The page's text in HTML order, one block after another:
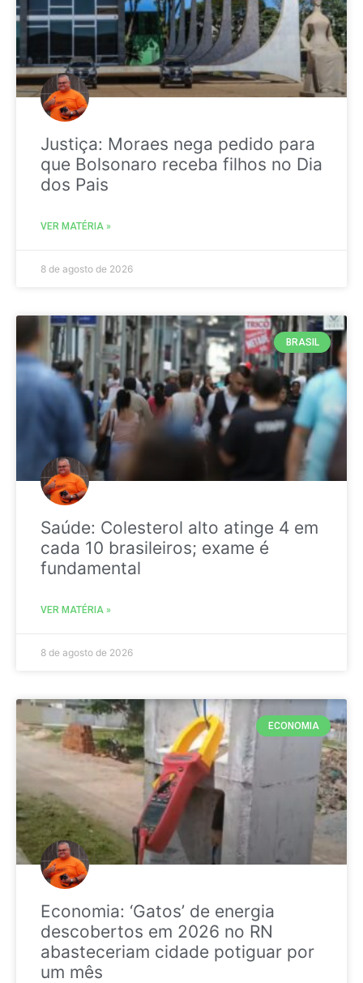
Justiça: Moraes nega pedido para
que Bolsonaro receba filhos no Dia
dos Pais
VER MATÉRIA »
8 de agosto de 2026
BRASIL
Saúde: Colesterol alto atinge 4 em
cada 10 brasileiros; exame é
fundamental
VER MATÉRIA »
8 de agosto de 2026
ECONOMIA
Economia: ‘Gatos’ de energia
descobertos em 2026 no RN
abasteceriam cidade potiguar por
um mês